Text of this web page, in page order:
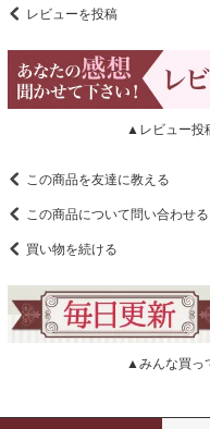
レビューを投稿
▲レビュー投
この商品を友達に教える
この商品について問い合わせる
買い物を続ける
▲みんな買っ